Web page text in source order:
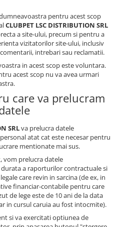
pentru acest scop
CLUBPET LSC DISTRIBUTION SRL
a site-ului, precum si pentru a
vizitatorilor site-ului, inclusiv
intrebari sau reclamatii.
in acest scop este voluntara.
acest scop nu va avea urmari
care va prelucram
SRLva prelucra datele
atat cat este necesar pentru
mentionate mai sus.
vom prelucra datele
a raporturilor contractuale si
care revin in sarcina (de ex, in
financiar-contabile pentru care
de lege este de 10 ani de la data
in cursul caruia au fost intocmite).
si va exercitati optiunea de